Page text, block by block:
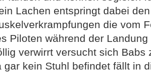
Lachen entspringt dabei den
die vom
Piloten während der
verwirrt versucht sich Babs
gar kein Stuhl befindet fällt in